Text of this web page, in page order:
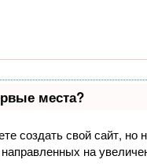
места?
создать свой сайт, но
на